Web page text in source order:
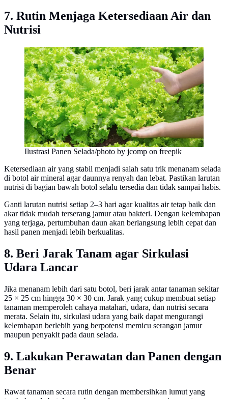
7. Rutin Menjaga Ketersediaan Air dan
Nutrisi
Ilustrasi Panen Selada/photo by jcomp on freepik
Ketersediaan air yang stabil menjadi salah satu trik menanam selada
di botol air mineral agar daunnya renyah dan lebat. Pastikan larutan
nutrisi di bagian bawah botol selalu tersedia dan tidak sampai habis.
Ganti larutan nutrisi setiap 2–3 hari agar kualitas air tetap baik dan
akar tidak mudah terserang jamur atau bakteri. Dengan kelembapan
yang terjaga, pertumbuhan daun akan berlangsung lebih cepat dan
hasil panen menjadi lebih berkualitas.
8. Beri Jarak Tanam agar Sirkulasi
Udara Lancar
Jika menanam lebih dari satu botol, beri jarak antar tanaman sekitar
25 × 25 cm hingga 30 × 30 cm. Jarak yang cukup membuat setiap
tanaman memperoleh cahaya matahari, udara, dan nutrisi secara
merata. Selain itu, sirkulasi udara yang baik dapat mengurangi
kelembapan berlebih yang berpotensi memicu serangan jamur
maupun penyakit pada daun selada.
9. Lakukan Perawatan dan Panen dengan
Benar
Rawat tanaman secara rutin dengan membersihkan lumut yang